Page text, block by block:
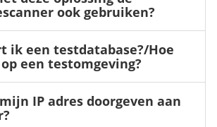
ook gebruiken?
ik een testdatabase?/Hoe
een testomgeving?
IP adres doorgeven aan